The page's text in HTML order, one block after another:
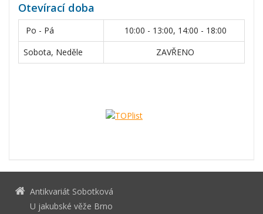
Otevírací doba
Po - Pá
10:00 - 13:00, 14:00 - 18:00
Sobota, Neděle
ZAVŘENO
Antikvariát Sobotková
U jakubské věže Brno